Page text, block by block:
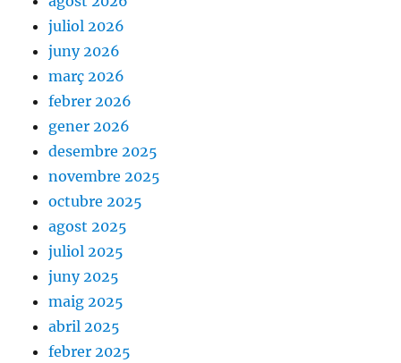
juliol 2026
juny 2026
març 2026
febrer 2026
gener 2026
desembre 2025
novembre 2025
octubre 2025
agost 2025
juliol 2025
juny 2025
maig 2025
abril 2025
febrer 2025